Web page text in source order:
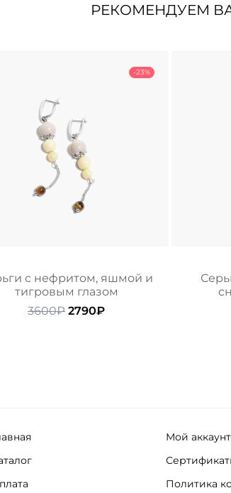
РЕКОМЕНДУЕМ
-23%
с нефритом, яшмой и
тигровым глазом
3600₽ Первоначальная
2790₽Текущая
Мой аккаунт
Политика